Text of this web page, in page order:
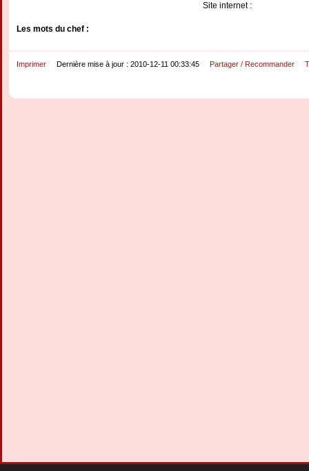
Site internet :
Les mots du chef :
Imprimer Dernière mise à jour : 2010-12-11 00:33:45 Partager / Recommander